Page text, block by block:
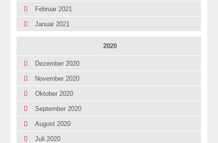
Februar 2021
Januar 2021
2020
Dezember 2020
November 2020
Oktober 2020
September 2020
August 2020
Juli 2020